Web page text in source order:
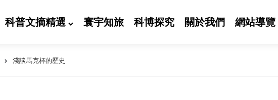
科普文摘精選 寰宇知旅 科博探究 關於我們 網站導覽
淺談馬克杯的歷史